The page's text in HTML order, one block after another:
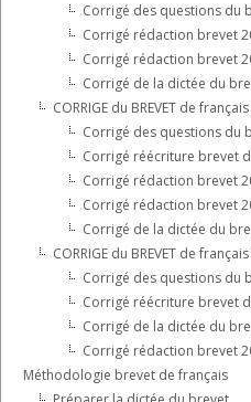
Corrigé des questions du
Corrigé rédaction brevet
Corrigé rédaction brevet
Corrigé de la dictée du
CORRIGE du BREVET de
Corrigé des questions du
Corrigé réécriture brevet
Corrigé rédaction brevet
Corrigé rédaction brevet
Corrigé de la dictée du
CORRIGE du BREVET de
Corrigé des questions du
Corrigé réécriture brevet
Corrigé de la dictée du
Corrigé rédaction brevet
Méthodologie brevet de français